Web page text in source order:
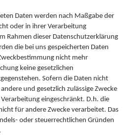
Daten werden nach Maßgabe der
oder in ihrer Verarbeitung
Rahmen dieser Datenschutzerklärung
die bei uns gespeicherten Daten
nicht mehr
keine gesetzlichen
Sofern die Daten nicht
und gesetzlich zulässige Zwecke
eingeschränkt. D.h. die
für andere Zwecke verarbeitet. Das
oder steuerrechtlichen Gründen